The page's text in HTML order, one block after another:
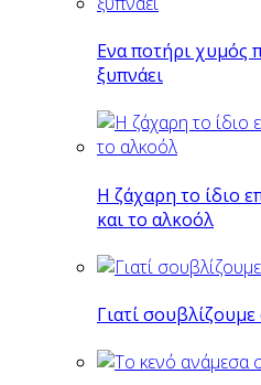
Eνα ποτήρι χυμός
ξυπνάει
Η ζάχαρη το ίδιο
και το αλκοόλ
Γιατί